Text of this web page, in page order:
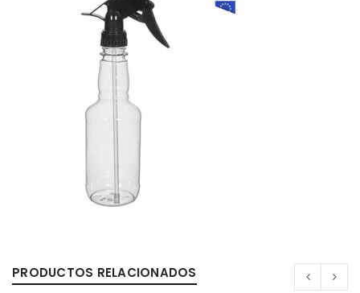
PRODUCTOS RELACIONADOS